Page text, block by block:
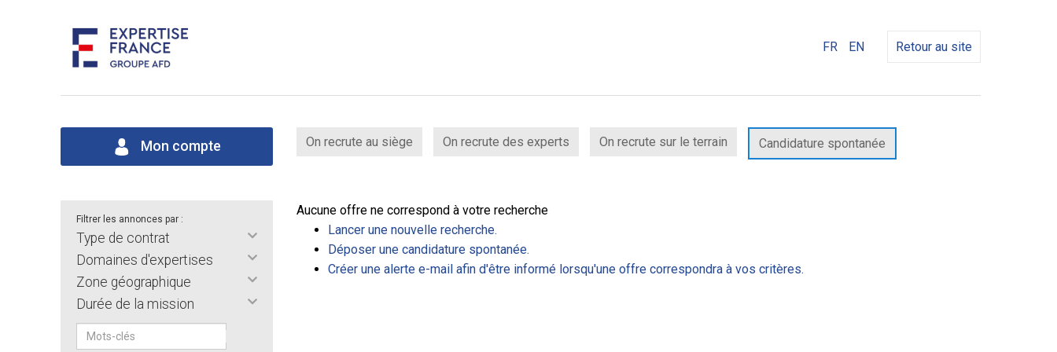
FR EN Retour au site
Mon compte On recrute au siège On recrute des experts On recrute sur le terrain Candidature spontanée
Filtrer les annonces par :
Type de contrat
Domaines d'expertises
Zone géographique
Durée de la mission
Aucune offre ne correspond à votre recherche
Lancer une nouvelle recherche.
Déposer une candidature spontanée.
Créer une alerte e-mail afin d'être informé lorsqu'une offre correspondra à vos critères.